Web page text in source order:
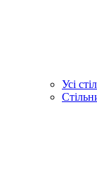
Усі